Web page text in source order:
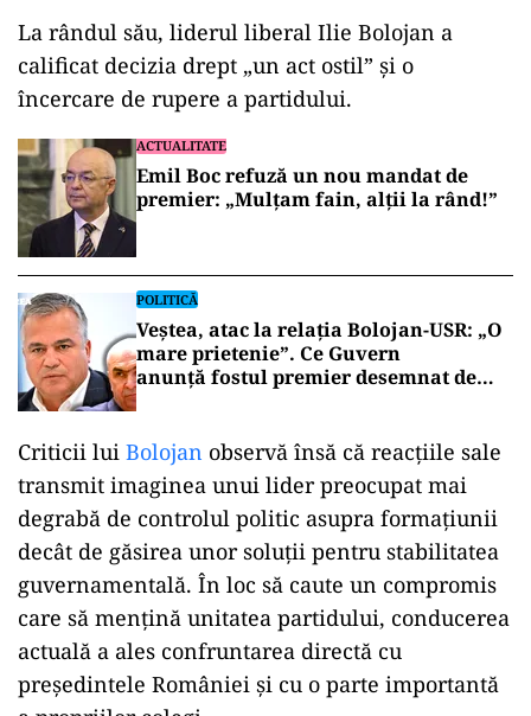
La rândul său, liderul liberal Ilie Bolojan a
calificat decizia drept „un act ostil” și o
încercare de rupere a partidului.
ACTUALITATE
Emil Boc refuză un nou mandat de
premier: „Mulțam fain, alții la rând!”
POLITICĂ
Veștea, atac la relația Bolojan-USR: „O
mare prietenie”. Ce Guvern
anunță fostul premier desemnat de
Criticii lui Bolojan observă însă că reacțiile sale
transmit imaginea unui lider preocupat mai
degrabă de controlul politic asupra formațiunii
decât de găsirea unor soluții pentru stabilitatea
guvernamentală. În loc să caute un compromis
care să mențină unitatea partidului, conducerea
actuală a ales confruntarea directă cu
președintele României și cu o parte importantă